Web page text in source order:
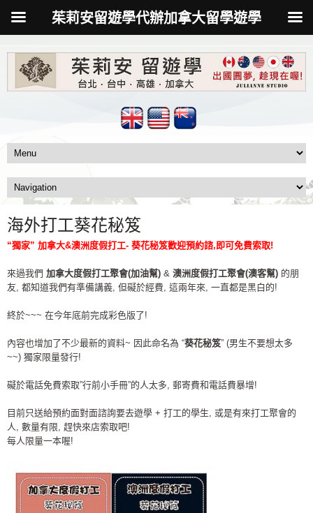
海外打工葵花秘笈
“獨家” 加拿大&澳洲度假打工- 葵花秘笈歡迎預約諮,即可免費索取!
來過我們 加拿大度假打工聚會(加油幫) & 澳洲度假打工聚會(澳客幫) 的朋
友, 都知道我們有準備講義, 但礙於經費, 這兩年來, 一直都是黑白的!
終於~~~ 在今年底前完成彩色版了!
內容也增加了不少最新的資料~ 因此命名為 “葵花秘笈” (男生不要想太多
~~) 獨家限量發行!
礙於電話免費索取”行前小手冊”的人太多, 郵寄費和電話費暴增!
目前只送給預約面對面諮詢要去遊學 + 打工的學生, 或是有來打工聚會的
人, 數量有限, 趕快來店索取吧!
每人限量一本喔!
茱莉安留遊學代辦加拿大留學遊學